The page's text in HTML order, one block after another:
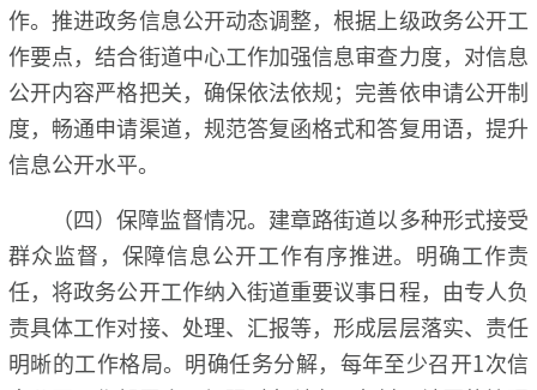
作。推进政务信息公开动态调整，根据上级政务公开工
作要点，结合街道中心工作加强信息审查力度，对信息
公开内容严格把关，确保依法依规；完善依申请公开制
度，畅通申请渠道，规范答复函格式和答复用语，提升
信息公开水平。
（四）保障监督情况。建章路街道以多种形式接受
群众监督，保障信息公开工作有序推进。明确工作责
任，将政务公开工作纳入街道重要议事日程，由专人负
责具体工作对接、处理、汇报等，形成层层落实、责任
明晰的工作格局。明确任务分解，每年至少召开1次信